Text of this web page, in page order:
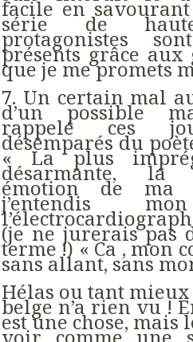
facile en
série de
protagonistes
présents grâce
que je me promets
7. Un certain mal
d’un possible
rappelé ces
désemparés du
« La plus
désarmante, la
émotion de
j’entendis
(je ne jurerais pas
terme !) « Ca , mon
sans allant, sans
Hélas ou tant
belge n’a rien vu !
est une chose, mais